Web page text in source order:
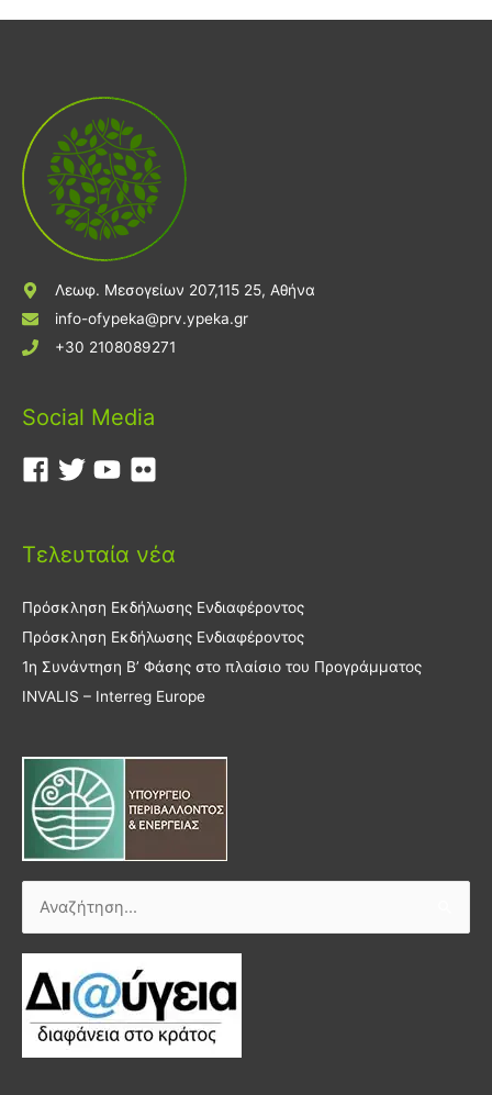
Λεωφ. Μεσογείων 207,115 25, Αθήνα
info-ofypeka@prv.ypeka.gr
+30 2108089271
Social Media
Τελευταία νέα
Πρόσκληση Εκδήλωσης Ενδιαφέροντος
Πρόσκληση Εκδήλωσης Ενδιαφέροντος
1η Συνάντηση Β’ Φάσης στο πλαίσιο του Προγράμματος
INVALIS – Interreg Europe
Αναζήτηση